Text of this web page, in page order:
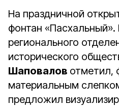
На праздничной
фонтан «Пасхальный».
регионального
исторического
Шаповалов отметил,
материальным
предложил